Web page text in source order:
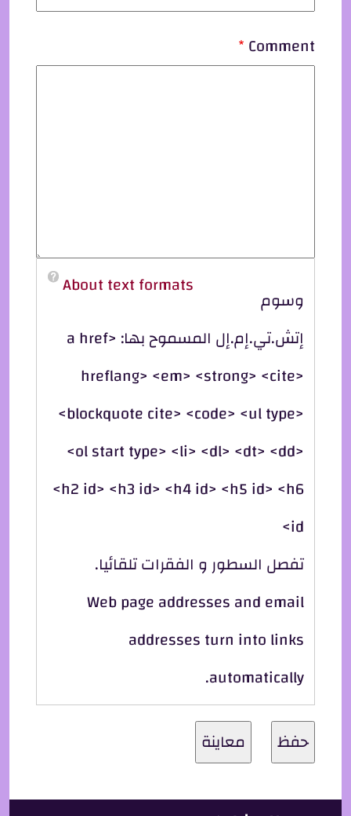
Comment
About text formats
وسوم
إتش.تي.إم.إل المسموح بها: <a href
hreflang> <em> <strong> <cite>
<blockquote cite> <code> <ul type>
<ol start type> <li> <dl> <dt> <dd>
<h2 id> <h3 id> <h4 id> <h5 id> <h6
id>
تفصل السطور و الفقرات تلقائيا.
Web page addresses and email
addresses turn into links
automatically.